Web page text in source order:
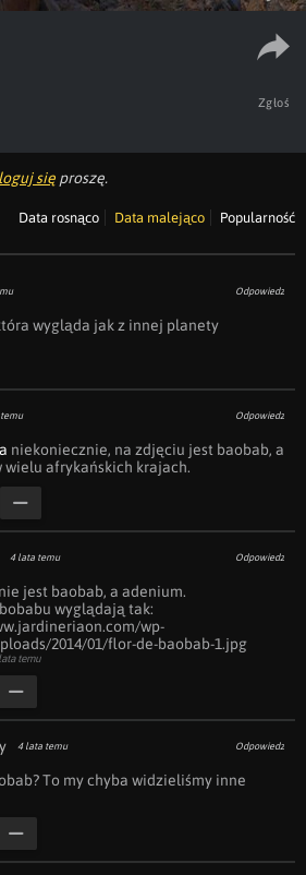
Zgłoś
się proszę.
Data rosnąco Data malejąco Popularność
Odpowiedz
wygląda jak z innej planety
Odpowiedz
niekoniecznie, na zdjęciu jest baobab, a
wielu afrykańskich krajach.
4 lata temu Odpowiedz
jest baobab, a adenium.
wyglądają tak:
wp-
2014/01/flor-de-baobab-1.jpg
temu
4 lata temu Odpowiedz
To my chyba widzieliśmy inne